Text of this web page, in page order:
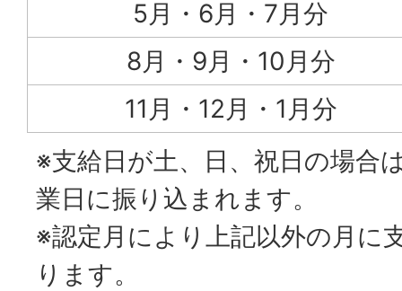
5月・6月・7月分
8月・9月・10月分
11月・12月・1月分
※支給日が土、日、祝日の場合
業日に振り込まれます。
※認定月により上記以外の月に
ります。